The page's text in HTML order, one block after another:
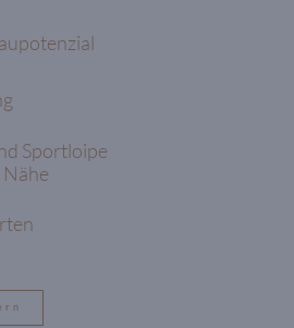
Sportloipe